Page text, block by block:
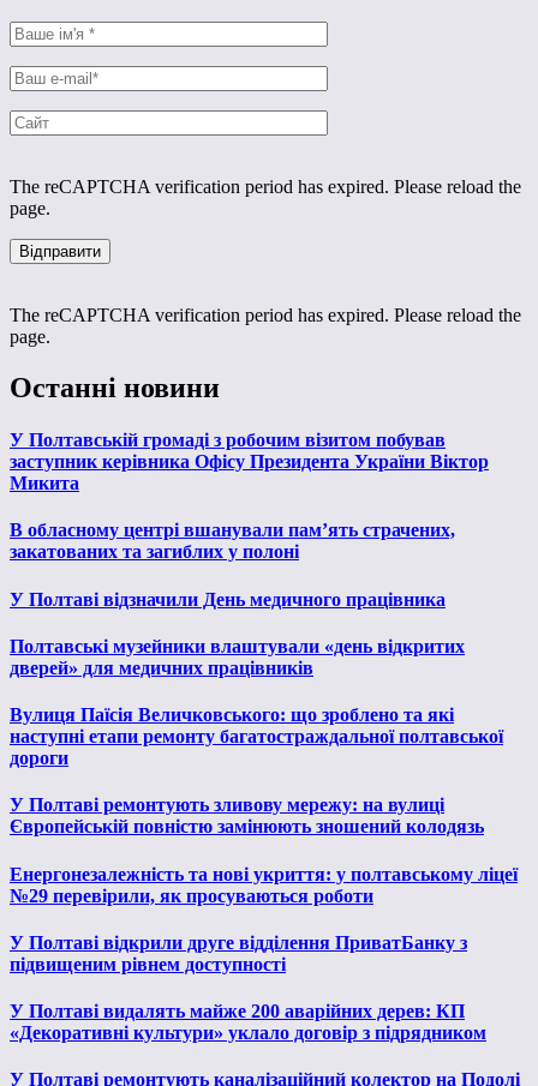
The reCAPTCHA verification period has expired. Please reload the
page.
The reCAPTCHA verification period has expired. Please reload the
page.
Останні новини
У Полтавській громаді з робочим візитом побував
заступник керівника Офісу Президента України Віктор
Микита
В обласному центрі вшанували пам’ять страчених,
закатованих та загиблих у полоні
У Полтаві відзначили День медичного працівника
Полтавські музейники влаштували «день відкритих
дверей» для медичних працівників
Вулиця Паїсія Величковського: що зроблено та які
наступні етапи ремонту багатостраждальної полтавської
дороги
У Полтаві ремонтують зливову мережу: на вулиці
Європейській повністю замінюють зношений колодязь
Енергонезалежність та нові укриття: у полтавському ліцеї
№29 перевірили, як просуваються роботи
У Полтаві відкрили друге відділення ПриватБанку з
підвищеним рівнем доступності
У Полтаві видалять майже 200 аварійних дерев: КП
«Декоративні культури» уклало договір з підрядником
У Полтаві ремонтують каналізаційний колектор на Подолі